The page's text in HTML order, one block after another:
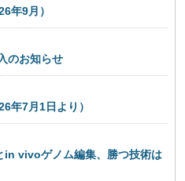
年9月）
のお知らせ
年7月1日より）
in vivoゲノム編集、勝つ技術は